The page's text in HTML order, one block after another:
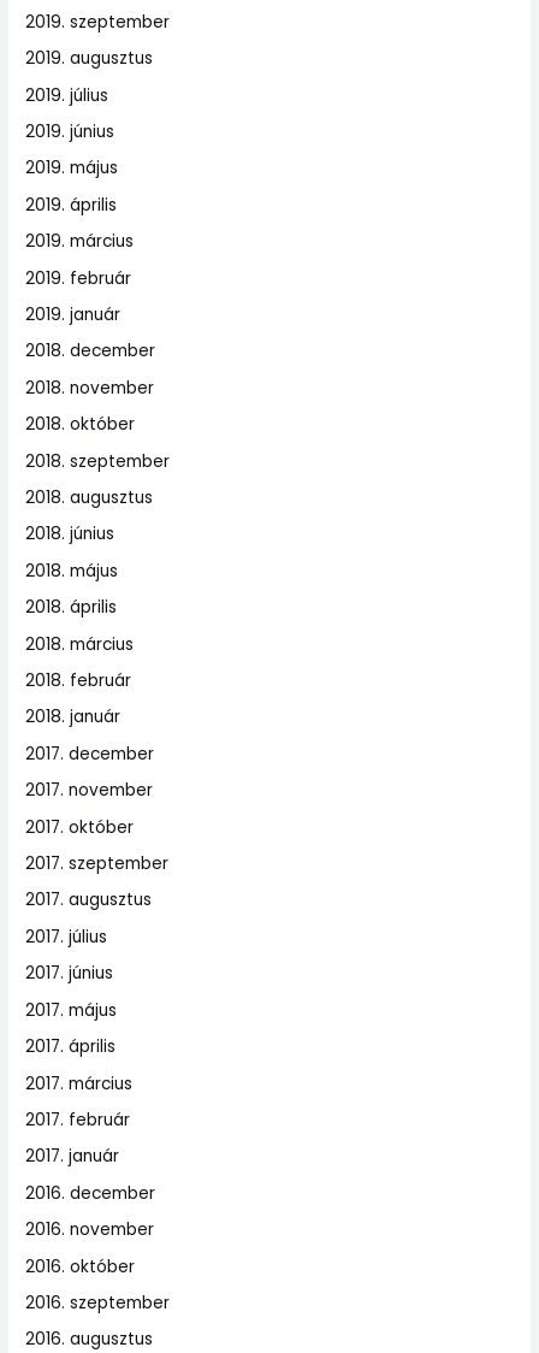
2019. szeptember
2019. augusztus
2019. július
2019. június
2019. május
2019. április
2019. március
2019. február
2019. január
2018. december
2018. november
2018. október
2018. szeptember
2018. augusztus
2018. június
2018. május
2018. április
2018. március
2018. február
2018. január
2017. december
2017. november
2017. október
2017. szeptember
2017. augusztus
2017. július
2017. június
2017. május
2017. április
2017. március
2017. február
2017. január
2016. december
2016. november
2016. október
2016. szeptember
2016. augusztus